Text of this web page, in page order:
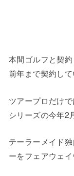
本間ゴルフと契
前年まで契約し
ツアープロだけ
シリーズの今年2
テーラーメイド
ーをフェアウェ